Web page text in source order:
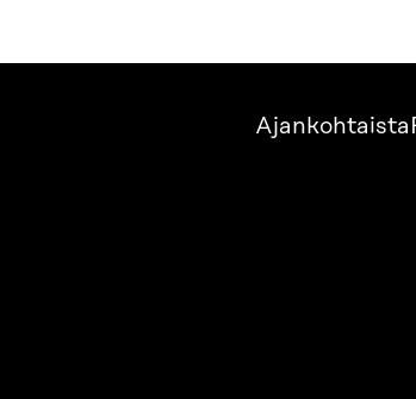
Ajankohtaista